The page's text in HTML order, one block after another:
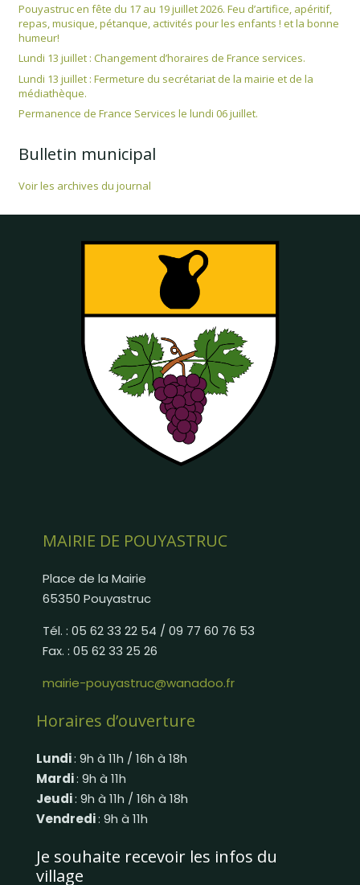
Pouyastruc en fête du 17 au 19 juillet 2026. Feu d’artifice, apéritif,
repas, musique, pétanque, activités pour les enfants ! et la bonne
humeur!
Lundi 13 juillet : Changement d’horaires de France services.
Lundi 13 juillet : Fermeture du secrétariat de la mairie et de la
médiathèque.
Permanence de France Services le lundi 06 juillet.
Bulletin municipal
Voir les archives du journal
MAIRIE DE POUYASTRUC
Place de la Mairie
65350 Pouyastruc
Tél. : 05 62 33 22 54 / 09 77 60 76 53
Fax. : 05 62 33 25 26
mairie-pouyastruc@wanadoo.fr
Horaires d’ouverture
Lundi: 9h à 11h / 16h à 18h
Mardi: 9h à 11h
Jeudi: 9h à 11h / 16h à 18h
Vendredi: 9h à 11h
Je souhaite recevoir les infos du
village